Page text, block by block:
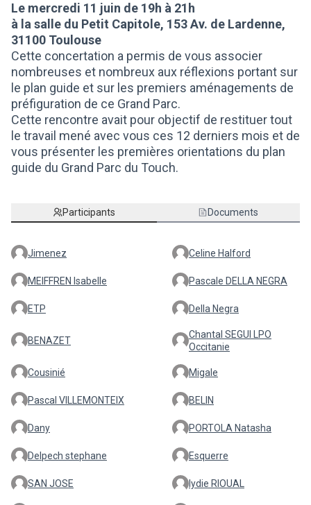
Le mercredi 11 juin de 19h à 21h
à la salle du Petit Capitole, 153 Av. de Lardenne,
31100 Toulouse
Cette concertation a permis de vous associer
nombreuses et nombreux aux réflexions portant sur
le plan guide et sur les premiers aménagements de
préfiguration de ce Grand Parc.
Cette rencontre avait pour objectif de restituer tout
le travail mené avec vous ces 12 derniers mois et de
vous présenter les premières orientations du plan
guide du Grand Parc du Touch.
Participants Documents
Jimenez Celine Halford
MEIFFREN Isabelle Pascale DELLA NEGRA
ETP Della Negra
BENAZET
Chantal SEGUI LPO
Occitanie
Cousinié Migale
Pascal VILLEMONTEIX BELIN
Dany PORTOLA Natasha
Delpech stephane Esquerre
SAN JOSE lydie RIOUAL